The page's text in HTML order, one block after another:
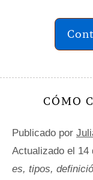
CÓMO
Publicado por
Actualizado el 14
es, tipos,